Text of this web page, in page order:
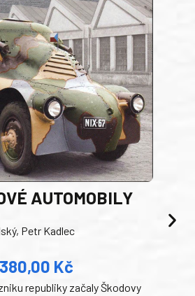
AUTOMOBILY
Petr Kadlec
Kč
republiky začaly Škodovy